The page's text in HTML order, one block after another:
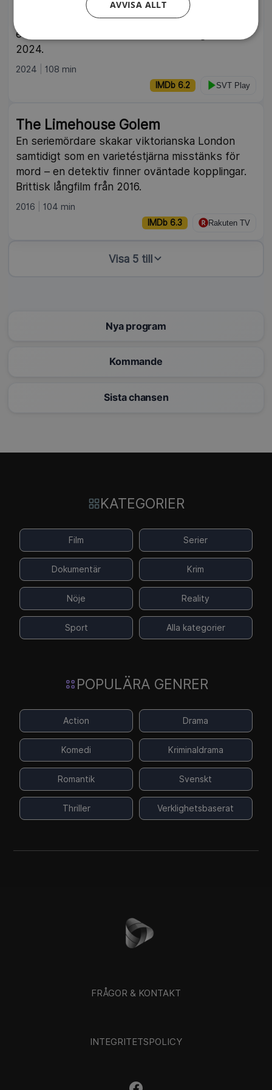
En svart komedi som utspelar sig i en liten stad
där poliserna Terry och Will råkar bli indragna i
ett invecklat mordfall. Amerikansk långfilm från
2024.
2024 108 min
IMDb 6.2 SVT Play
The Limehouse Golem
En seriemördare skakar viktorianska London
samtidigt som en varietéstjärna misstänks för
mord – en detektiv finner oväntade kopplingar.
Brittisk långfilm från 2016.
2016 104 min
IMDb 6.3 Rakuten TV
Visa 5 till
Nya program
Kommande
Sista chansen
KATEGORIER
Film Serier
Dokumentär Krim
Nöje Reality
Sport Alla kategorier
POPULÄRA GENRER
Action Drama
Komedi Kriminaldrama
Romantik Svenskt
Thriller Verklighetsbaserat
FRÅGOR & KONTAKT
INTEGRITETSPOLICY
AVVISA ALLT